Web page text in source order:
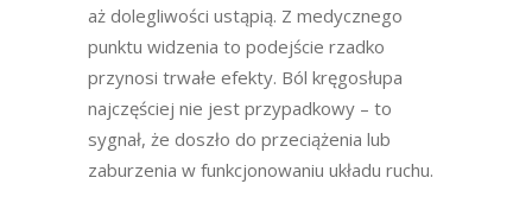
aż dolegliwości ustąpią. Z medycznego
punktu widzenia to podejście rzadko
przynosi trwałe efekty. Ból kręgosłupa
najczęściej nie jest przypadkowy – to
sygnał, że doszło do przeciążenia lub
zaburzenia w funkcjonowaniu układu ruchu.